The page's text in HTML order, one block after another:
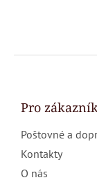
Z
Pro
Poštovné a
Kontakty
O nás